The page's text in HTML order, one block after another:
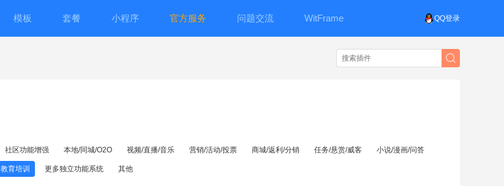
QQ登录
模板 套餐 小程序 官方服务 问题交流 WitFrame
社区功能增强 本地/同城/O2O 视频/直播/音乐 营销/活动/投票 商城/返利/分销 任务/悬赏/威客 小说/漫画/问答
教育培训 更多独立功能系统 其他